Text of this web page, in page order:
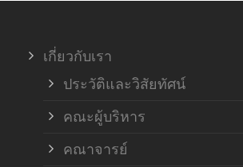
เกี่ยวกับเรา
ประวัติและวิสัยทัศน์
คณะผู้บริหาร
คณาจารย์